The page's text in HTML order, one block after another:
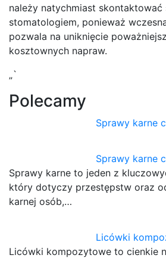
należy natychmiast skontaktować
stomatologiem, ponieważ
pozwala na uniknięcie
kosztownych napraw.
„`
Polecamy
Sprawy karne
Sprawy karne
Sprawy karne to jeden z
który dotyczy przestępstw oraz
karnej osób,…
Licówki
Licówki kompozytowe to cienkie